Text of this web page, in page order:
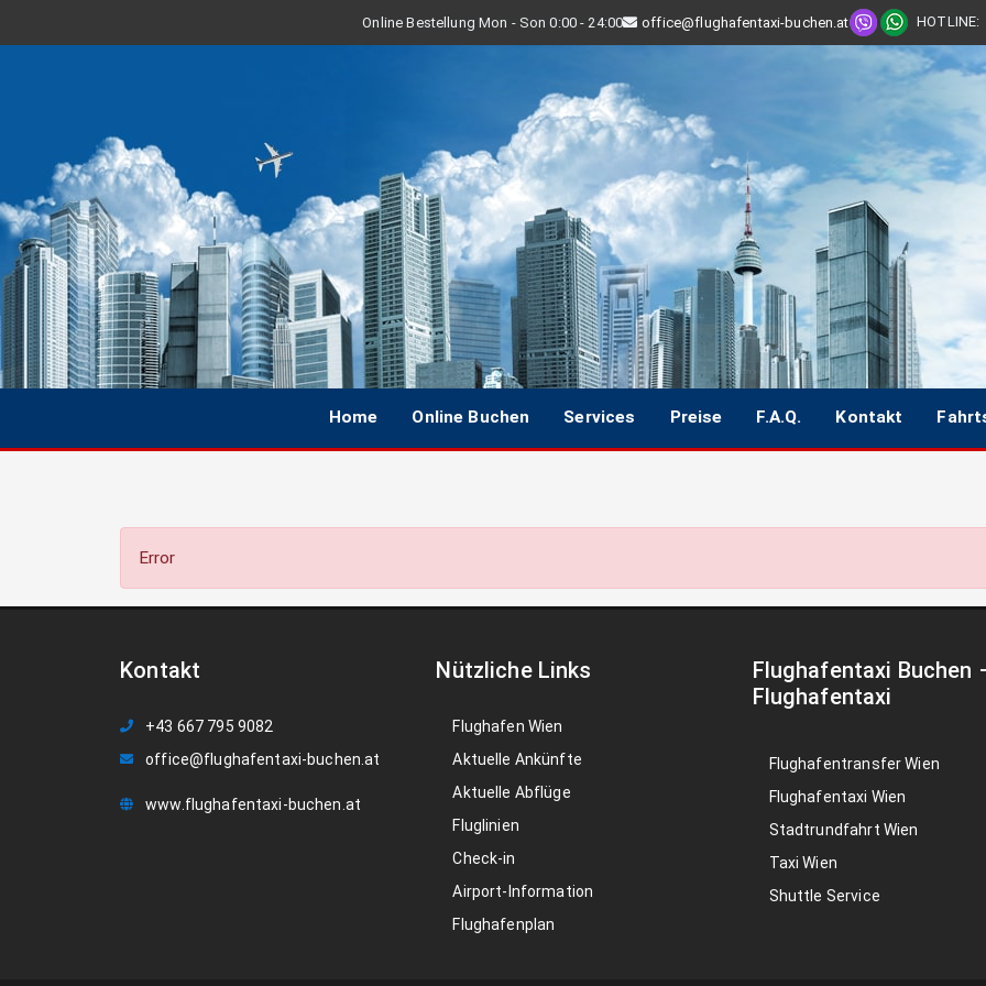
Online Bestellung Mon - Son 0:00 - 24:00 office@flughafentaxi-buchen.at HOTLINE:
Home Online Buchen Services Preise F.A.Q. Kontakt
Error
Kontakt
+43 667 795 9082
office@flughafentaxi-buchen.at
www.flughafentaxi-buchen.at
Nützliche Links
Flughafen Wien
Aktuelle Ankünfte
Aktuelle Abflüge
Fluglinien
Check-in
Airport-Information
Flughafenplan
Flughafentaxi Buchen
Flughafentaxi
Flughafentransfer Wien
Flughafentaxi Wien
Stadtrundfahrt Wien
Taxi Wien
Shuttle Service